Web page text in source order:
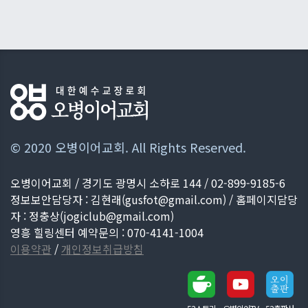
© 2020 오병이어교회. All Rights Reserved.
오병이어교회 / 경기도 광명시 소하로 144 / 02-899-9185-6
정보보안담당자 : 김현래(gusfot@gmail.com) / 홈페이지담당
자 : 정충상(jogiclub@gmail.com)
영흥 힐링센터 예약문의 : 070-4141-1004
이용약관 /개인정보취급방침